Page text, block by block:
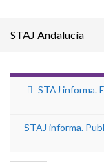
STAJ Andalucía
STAJ informa.
STAJ informa.